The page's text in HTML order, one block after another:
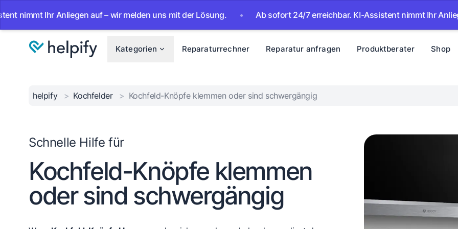
Ihr Anliegen auf – wir melden uns mit der Lösung. • Ab sofort 24/7 erreichbar. KI-Assistent nimmt Ihr Anliegen auf
Kategorien Reparaturrechner Reparatur anfragen Produktberater Shop
helpify > Kochfelder > Kochfeld-Knöpfe klemmen oder sind schwergängig
Schnelle Hilfe für
Kochfeld-Knöpfe klemmen
oder sind schwergängig